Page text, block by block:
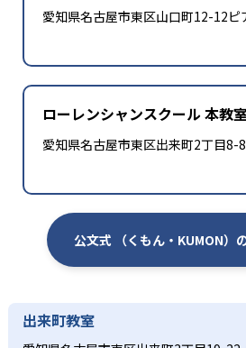
愛知県名古屋市東区山口町12-12ピ
ローレンシャンスクール 本教
愛知県名古屋市東区出来町2丁目8-
公文式 （くもん・KUMON）
出来町教室